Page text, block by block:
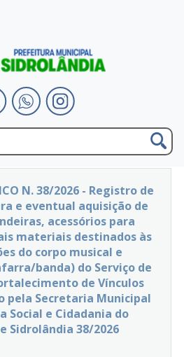
N. 38/2026 - Registro de
e eventual aquisição de
acessórios para
materiais destinados às
do corpo musical e
banda) do Serviço de
de Vínculos
pela Secretaria Municipal
Social e Cidadania do
Sidrolândia 38/2026